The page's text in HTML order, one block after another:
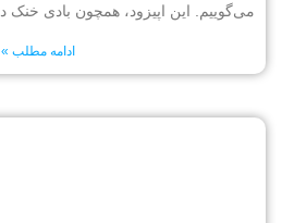
می‌گوییم. این اپیزود، همچون بادی خنک
ادامه مطلب »